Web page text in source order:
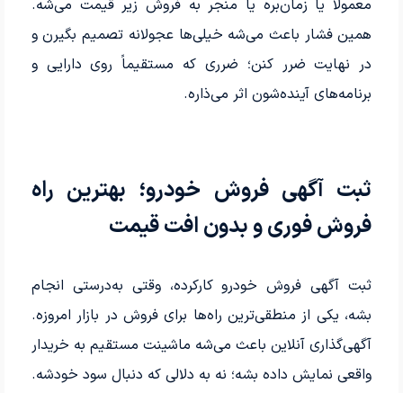
معمولاً یا زمان‌بره یا منجر به فروش زیر قیمت می‌شه.
همین فشار باعث می‌شه خیلی‌ها عجولانه تصمیم بگیرن و
در نهایت ضرر کنن؛ ضرری که مستقیماً روی دارایی و
برنامه‌های آینده‌شون اثر می‌ذاره.
ثبت آگهی فروش خودرو؛ بهترین راه
فروش فوری و بدون افت قیمت
ثبت آگهی فروش خودرو کارکرده، وقتی به‌درستی انجام
بشه، یکی از منطقی‌ترین راه‌ها برای فروش در بازار امروزه.
آگهی‌گذاری آنلاین باعث می‌شه ماشینت مستقیم به خریدار
واقعی نمایش داده بشه؛ نه به دلالی که دنبال سود خودشه.